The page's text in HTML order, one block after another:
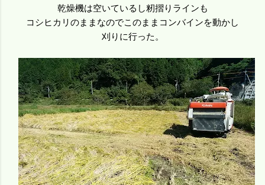
乾燥機は空いているし籾摺りラインも
コシヒカリのままなのでこのままコンバインを動かし
刈りに行った。